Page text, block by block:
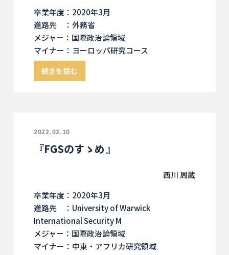
卒業年度：2020年3月
進路先 ：外務省
メジャー：国際政治論領域
マイナー：ヨーロッパ研究コース
続きを読む
2022.02.10
『FGSのすゝめ』
西川 周蔵
卒業年度：2020年3月
進路先 ：University of Warwick
International Security M
メジャー：国際政治論領域
マイナー：中東・アフリカ研究領域